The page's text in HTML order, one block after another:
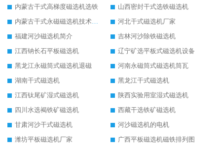
内蒙古干式高梯度磁选机选铁
山西密封干式选铁磁选机
内蒙古干式永磁磁选机技术要求
河北干式磁选机厂家
福建河沙磁选机简介
吉林河沙除铁磁选机
江西钠长石平板磁选机
辽宁矿选平板式磁选机设备
黑龙江永磁筒式磁选机退磁
河南永磁筒式磁选机筒瓦
湖南干式磁选机
黑龙江干式磁选机
江西钛尾矿湿式磁选机
陕西实验用室湿式磁选机
四川水选褐铁矿磁选机
西藏干选铁矿磁选机
甘肃河沙干式磁选机
河沙磁选机的电机
潍坊平板磁选机厂家
广西平板磁选机磁铁排列图